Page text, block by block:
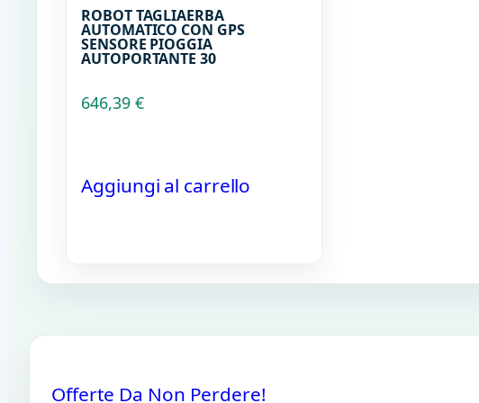
ROBOT TAGLIAERBA
AUTOMATICO CON GPS
SENSORE PIOGGIA
AUTOPORTANTE 30
646,39 €
Aggiungi al carrello
Offerte Da Non Perdere!